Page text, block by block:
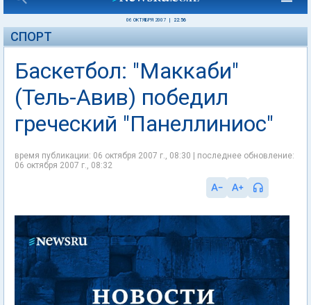
06 ОКТЯБРЯ 2007 22:56
СПОРТ
Баскетбол: "Маккаби"
(Тель-Авив) победил
греческий "Панеллиниос"
время публикации: 06 октября 2007 г., 08:30 | последнее обновление:
06 октября 2007 г., 08:32